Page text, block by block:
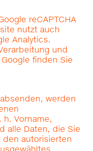
reCAPTCHA
nutzt auch
Analytics.
und
finden Sie
werden
Vorname,
alle Daten, die Sie
den autorisierten